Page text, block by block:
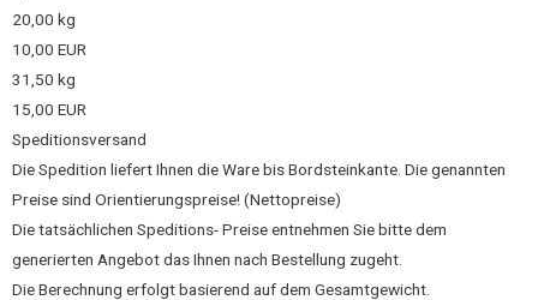
20,00 kg
10,00 EUR
31,50 kg
15,00 EUR
Speditionsversand
Die Spedition liefert Ihnen die Ware bis Bordsteinkante. Die genannten
Preise sind Orientierungspreise! (Nettopreise)
Die tatsächlichen Speditions- Preise entnehmen Sie bitte dem
generierten Angebot das Ihnen nach Bestellung zugeht.
Die Berechnung erfolgt basierend auf dem Gesamtgewicht.